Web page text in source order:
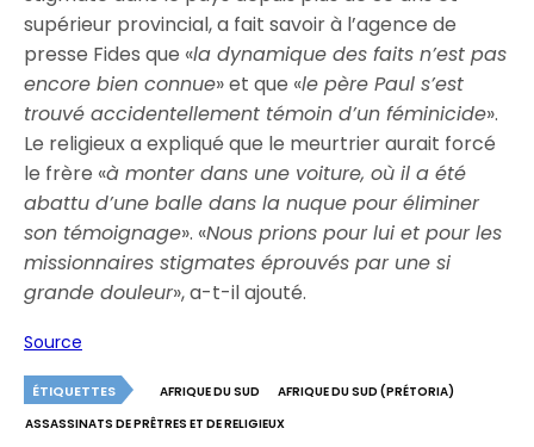
supérieur provincial, a fait savoir à l’agence de
presse Fides que «la dynamique des faits n’est pas
encore bien connue» et que «le père Paul s’est
trouvé accidentellement témoin d’un féminicide».
Le religieux a expliqué que le meurtrier aurait forcé
le frère «à monter dans une voiture, où il a été
abattu d’une balle dans la nuque pour éliminer
son témoignage». «Nous prions pour lui et pour les
missionnaires stigmates éprouvés par une si
grande douleur», a-t-il ajouté.
Source
ÉTIQUETTES AFRIQUE DU SUD
AFRIQUE DU SUD (PRÉTORIA)
ASSASSINATS DE PRÊTRES ET DE RELIGIEUX